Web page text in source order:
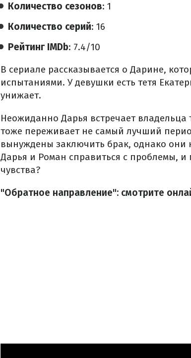
Количество сезонов: 1
Количество серий: 16
Рейтинг IMDb: 7.4/10
В сериале рассказывается о Дарине,
испытаниями. У девушки есть тетя
унижает.
Неожиданно Дарья встречает
тоже переживает не самый лучший
вынуждены заключить брак, однако они
Дарья и Роман справиться с проблемы,
чувства?
"Обратное направление": смотрите